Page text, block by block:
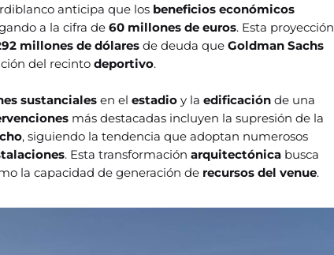
anticipa que los beneficios económicos
a la cifra de60 millones de euros. Esta proyección
millones de dólares de deuda queGoldman Sachs
del recintodeportivo.
sustanciales en elestadio y laedificación de una
más destacadas incluyen la supresión de la
, siguiendo la tendencia que adoptan numerosos
. Esta transformaciónarquitectónica busca
la capacidad de generación de recursos del venue.